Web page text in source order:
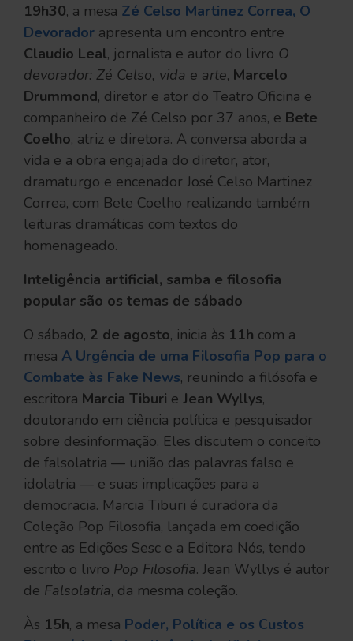
19h30, a mesa Zé Celso Martinez Correa, O
Devorador apresenta um encontro entre
Claudio Leal, jornalista e autor do livro O
devorador: Zé Celso, vida e arte, Marcelo
Drummond, diretor e ator do Teatro Oficina e
companheiro de Zé Celso por 37 anos, e Bete
Coelho, atriz e diretora. A conversa aborda a
vida e a obra engajada do diretor, ator,
dramaturgo e encenador José Celso Martinez
Correa, com Bete Coelho realizando também
leituras dramáticas com textos do
homenageado.
Inteligência artificial, samba e filosofia
popular são os temas de sábado
O sábado, 2 de agosto, inicia às 11h com a
mesa A Urgência de uma Filosofia Pop para o
Combate às Fake News, reunindo a filósofa e
escritora Marcia Tiburi e Jean Wyllys,
doutorando em ciência política e pesquisador
sobre desinformação. Eles discutem o conceito
de falsolatria — união das palavras falso e
idolatria — e suas implicações para a
democracia. Marcia Tiburi é curadora da
Coleção Pop Filosofia, lançada em coedição
entre as Edições Sesc e a Editora Nós, tendo
escrito o livro Pop Filosofia. Jean Wyllys é autor
de Falsolatria, da mesma coleção.
Às 15h, a mesa Poder, Política e os Custos